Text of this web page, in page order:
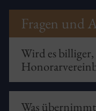
Fragen und
Wird es
Nein. Da die
unterschritten
Was